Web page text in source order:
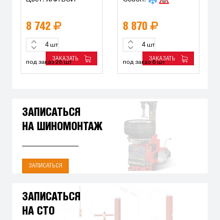
8 742
шт
ЗАКАЗАТЬ
под заказ 28 шт
8 870
шт
ЗАКАЗАТЬ
под заказ 8 шт
ЗАПИСАТЬСЯ
НА ШИНОМОНТАЖ
ЗАПИСАТЬСЯ
ЗАПИСАТЬСЯ
НА СТО